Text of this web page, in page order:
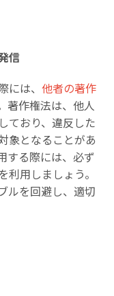
信
には、他者の著作
著作権法は、他人
ており、違反した
象となることがあ
する際には、必ず
用しましょう。
ルを回避し、適切